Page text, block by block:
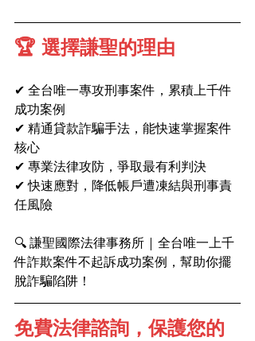
🏆 選擇謙聖的理由
✔ 全台唯一專攻刑事案件，累積上千件
成功案例
✔ 精通貸款詐騙手法，能快速掌握案件
核心
✔ 專業法律攻防，爭取最有利判決
✔ 快速應對，降低帳戶遭凍結與刑事責
任風險
🔍 謙聖國際法律事務所 | 全台唯一上千
件詐欺案件不起訴成功案例，幫助你擺
脫詐騙陷阱！
免費法律諮詢，保護您的